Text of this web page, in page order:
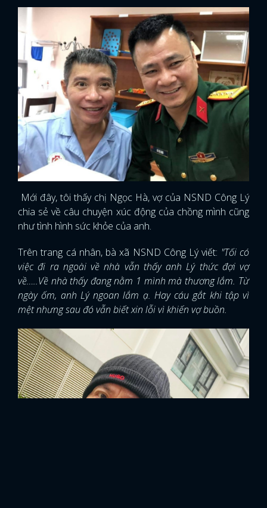
Mới đây, tôi thấy chị Ngọc Hà, vợ của NSND Công Lý
chia sẻ về câu chuyện xúc động của chồng mình cũng
như tình hình sức khỏe của anh.
Trên trang cá nhân, bà xã NSND Công Lý viết: "Tối có
việc đi ra ngoài về nhà vẫn thấy anh Lý thức đợi vợ
về…..Về nhà thấy đang nằm 1 mình mà thương lắm. Từ
ngày ốm, anh Lý ngoan lắm ạ. Hay cáu gắt khi tập vì
mệt nhưng sau đó vẫn biết xin lỗi vì khiến vợ buồn.